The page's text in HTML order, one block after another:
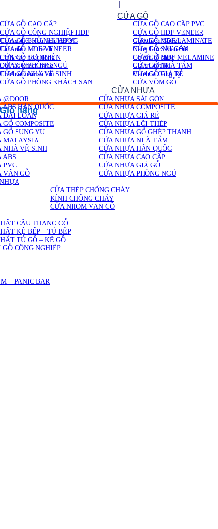
nội
dung
Giới thiệu
Thông điệp chủ tịch HĐQT
Giới thiệu Công ty
Tầm nhìn sứ mệnh
Năng Lực Nhân Sự
Lĩnh vực hoạt động
Cơ cấu tổ chức
Đối tác khách hàng
Giá trị cốt lõi
Trách nhiệm xã hội
Văn hóa Công Ty
Giỏ hàng
CỬA GỖ
CỬA GỖ CAO CẤP
CỬA GỖ CAO CẤP PVC
CỬA GỖ CÔNG NGHIỆP HDF
CỬA GỖ HDF VENEER
CỬA GỖ PHỦ NHỰA PVC
CỬA GỖ MDF LAMINATE
CỬA GỖ MDF VENEER
CỬA GỖ SÀI GÒN
CỬA GỖ TỰ NHIÊN
CỬA GỖ MDF MELAMINE
CỬA GỖ PHÒNG NGỦ
CỬA GỖ NHÀ TẮM
CỬA GỖ NHÀ VỆ SINH
CỬA GỖ GIÁ RẺ
CỬA GỖ PHÒNG KHÁCH SẠN
CỬA VÒM GỖ
CỬA NHỰA
@DOOR
CỬA NHỰA SÀI GÒN
ABS HÀN QUỐC
CỬA NHỰA COMPOSITE
ĐÀI LOAN
CỬA NHỰA GIÁ RẺ
GỖ COMPOSITE
CỬA NHỰA LÕI THÉP
GỖ SUNG YU
CỬA NHỰA GỖ GHÉP THANH
MALAYSIA
CỬA NHỰA NHÀ TẮM
NHÀ VỆ SINH
CỬA NHỰA HÀN QUỐC
ABS
CỬA NHỰA CAO CẤP
PVC
CỬA NHỰA GIẢ GỖ
VÂN GỖ
CỬA NHỰA PHÒNG NGỦ
CỬA THÉP CHỐNG CHÁY
KÍNH CHỐNG CHÁY
CỬA NHÔM VÂN GỖ
CẦU THANG GỖ
KỆ BẾP – TỦ BẾP
TỦ GỖ – KỆ GỖ
GỖ CÔNG NGHIỆP
– PANIC BAR